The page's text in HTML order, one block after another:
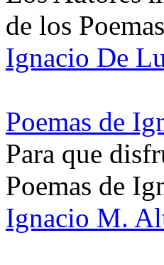
de los
Ignacio De
Poemas de
Para que
Poemas de
Ignacio M.